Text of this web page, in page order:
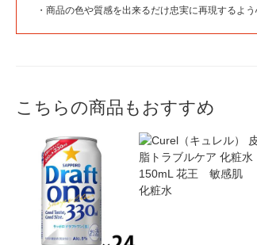
・ 商品の色や質感を出来るだけ忠実に再現するよ
こちらの商品もおすすめ